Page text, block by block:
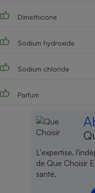
Dimethicone
Sodium hydroxide
Sodium chloride
Parfum
L'expertise,
de Que Choisir
santé.